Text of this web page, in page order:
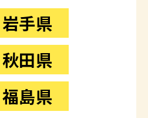
岩手県
秋田県
福島県